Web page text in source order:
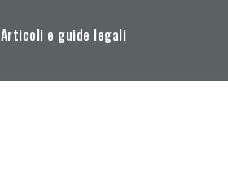
Articoli e guide legali